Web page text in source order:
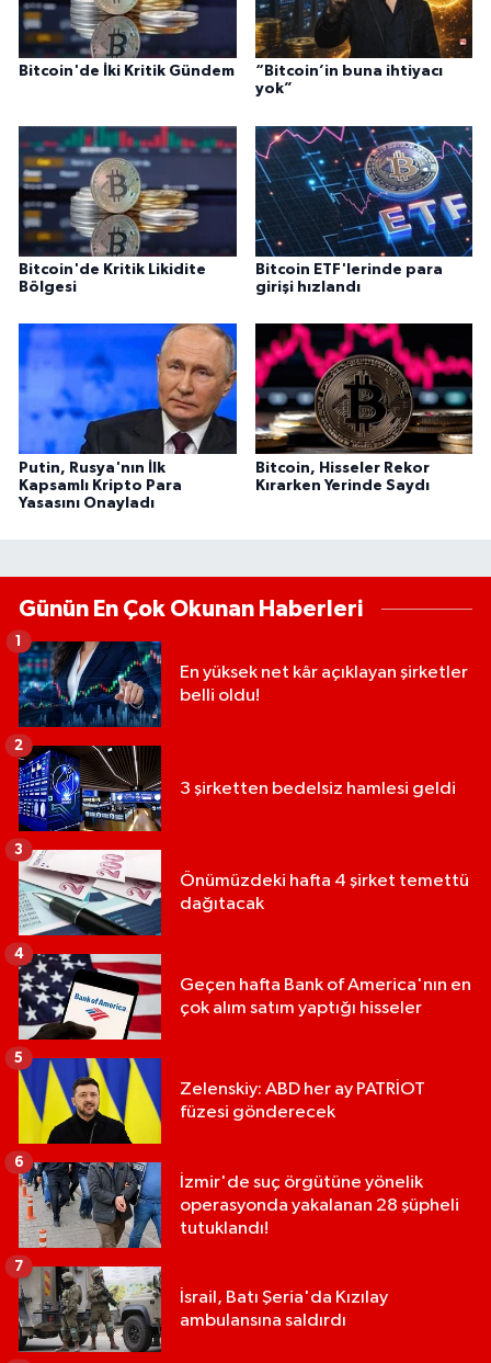
Bitcoin'de İki Kritik Gündem
“Bitcoin’in buna ihtiyacı
yok”
Bitcoin'de Kritik Likidite
Bölgesi
Bitcoin ETF'lerinde para
girişi hızlandı
Putin, Rusya'nın İlk
Kapsamlı Kripto Para
Yasasını Onayladı
Bitcoin, Hisseler Rekor
Kırarken Yerinde Saydı
Günün En Çok Okunan Haberleri
En yüksek net kâr açıklayan şirketler
belli oldu!
1
3 şirketten bedelsiz hamlesi geldi
2
Önümüzdeki hafta 4 şirket temettü
dağıtacak
3
Geçen hafta Bank of America'nın en
çok alım satım yaptığı hisseler
4
Zelenskiy: ABD her ay PATRİOT
füzesi gönderecek
5
İzmir'de suç örgütüne yönelik
operasyonda yakalanan 28 şüpheli
tutuklandı!
6
İsrail, Batı Şeria'da Kızılay
ambulansına saldırdı
7